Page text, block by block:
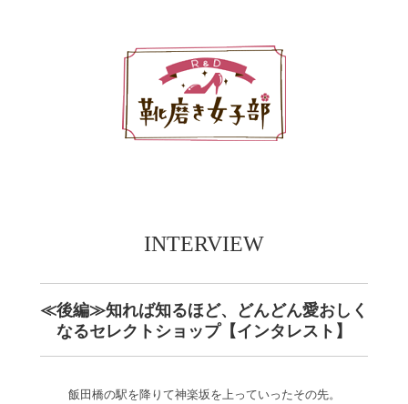
INTERVIEW
≪後編≫知れば知るほど、どんどん愛おしく
なるセレクトショップ【インタレスト】
飯田橋の駅を降りて神楽坂を上っていったその先。